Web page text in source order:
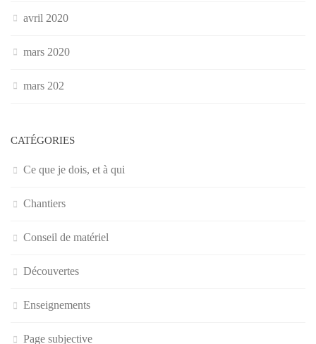
avril 2020
mars 2020
mars 202
CATÉGORIES
Ce que je dois, et à qui
Chantiers
Conseil de matériel
Découvertes
Enseignements
Page subjective